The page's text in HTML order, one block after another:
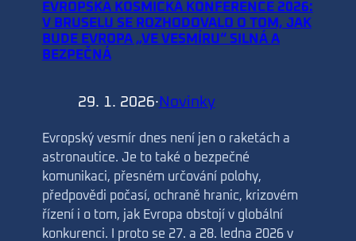
EVROPSKÁ KOSMICKÁ KONFERENCE 2026:
V BRUSELU SE ROZHODOVALO O TOM, JAK
BUDE EVROPA „VE VESMÍRU“ SILNÁ A
BEZPEČNÁ
29. 1. 2026· Novinky
Evropský vesmír dnes není jen o raketách a
astronautice. Je to také o bezpečné
komunikaci, přesném určování polohy,
předpovědi počasí, ochraně hranic, krizovém
řízení i o tom, jak Evropa obstojí v globální
konkurenci. I proto se 27. a 28. ledna 2026 v